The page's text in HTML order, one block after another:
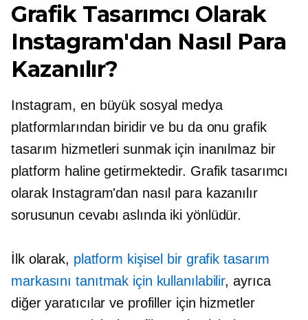
Grafik Tasarımcı Olarak
Instagram'dan Nasıl Para
Kazanılır?
Instagram, en büyük sosyal medya
platformlarından biridir ve bu da onu grafik
tasarım hizmetleri sunmak için inanılmaz bir
platform haline getirmektedir. Grafik tasarımcı
olarak Instagram'dan nasıl para kazanılır
sorusunun cevabı aslında iki yönlüdür.
İlk olarak, platform kişisel bir grafik tasarım
markasını tanıtmak için kullanılabilir, ayrıca
diğer yaratıcılar ve profiller için hizmetler